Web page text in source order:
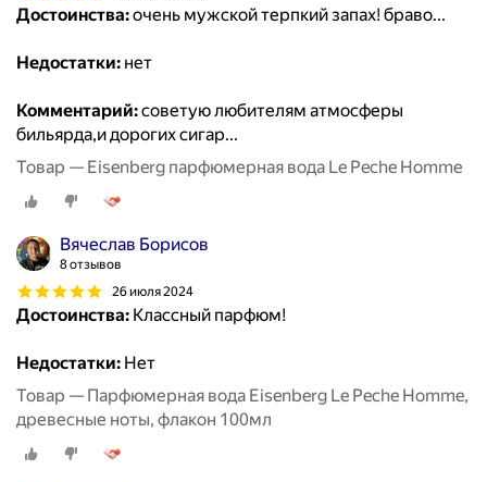
Достоинства:очень мужской терпкий запах! браво...
Недостатки: нет
Комментарий:советую любителям атмосферы
бильярда,и дорогих сигар...
Товар — Eisenberg парфюмерная вода Le Peche Homme
Вячеслав Борисов
8 отзывов
26 июля 2024
Достоинства: Классный парфюм!
Недостатки: Нет
Товар — Парфюмерная вода Eisenberg Le Peche Homme,
древесные ноты, флакон 100мл